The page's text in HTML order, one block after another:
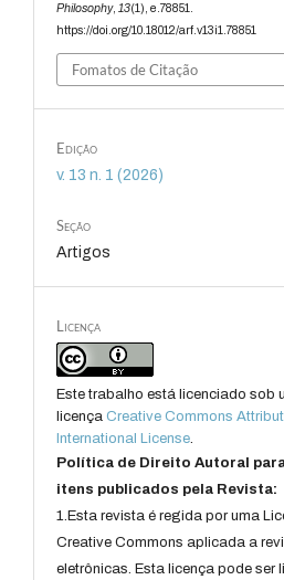
Philosophy, 13(1), e.78851.
https://doi.org/10.18012/arf.v13i1.78851
Fomatos de Citação
Edição
v. 13 n. 1 (2026)
Seção
Artigos
Licença
Este trabalho está licenciado sob
licençaCreative Commons
International License.
Política de Direito Autoral
itens publicados pela Revista:
1.Esta revista é regida por uma
Creative Commons aplicada a
eletrônicas. Esta licença pode ser